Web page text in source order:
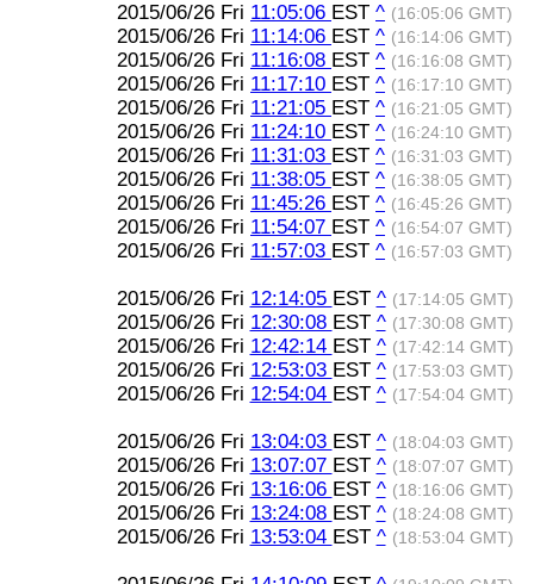
2015/06/26 Fri 11:05:06 EST ^ (16:05:06 GMT)
2015/06/26 Fri 11:14:06 EST ^ (16:14:06 GMT)
2015/06/26 Fri 11:16:08 EST ^ (16:16:08 GMT)
2015/06/26 Fri 11:17:10 EST ^ (16:17:10 GMT)
2015/06/26 Fri 11:21:05 EST ^ (16:21:05 GMT)
2015/06/26 Fri 11:24:10 EST ^ (16:24:10 GMT)
2015/06/26 Fri 11:31:03 EST ^ (16:31:03 GMT)
2015/06/26 Fri 11:38:05 EST ^ (16:38:05 GMT)
2015/06/26 Fri 11:45:26 EST ^ (16:45:26 GMT)
2015/06/26 Fri 11:54:07 EST ^ (16:54:07 GMT)
2015/06/26 Fri 11:57:03 EST ^ (16:57:03 GMT)
2015/06/26 Fri 12:14:05 EST ^ (17:14:05 GMT)
2015/06/26 Fri 12:30:08 EST ^ (17:30:08 GMT)
2015/06/26 Fri 12:42:14 EST ^ (17:42:14 GMT)
2015/06/26 Fri 12:53:03 EST ^ (17:53:03 GMT)
2015/06/26 Fri 12:54:04 EST ^ (17:54:04 GMT)
2015/06/26 Fri 13:04:03 EST ^ (18:04:03 GMT)
2015/06/26 Fri 13:07:07 EST ^ (18:07:07 GMT)
2015/06/26 Fri 13:16:06 EST ^ (18:16:06 GMT)
2015/06/26 Fri 13:24:08 EST ^ (18:24:08 GMT)
2015/06/26 Fri 13:53:04 EST ^ (18:53:04 GMT)